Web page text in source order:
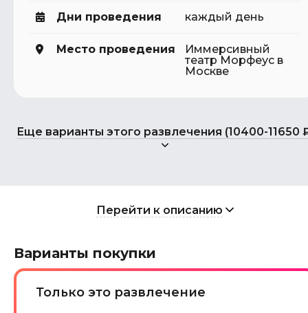
Дни проведения каждый день
Место проведения
Иммерсивный
театр Морфеус в
Москве
Еще варианты этого развлечения (10400-11650
Перейти к описанию
Варианты покупки
Только это развлечение